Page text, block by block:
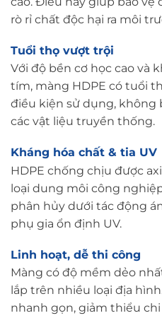
rò rỉ chất độc hại ra môi
Tuổi thọ vượt trội
Với độ bền cơ học cao và
tím, màng HDPE có tuổi
điều kiện sử dụng, không
các vật liệu truyền thống.
Kháng hóa chất & tia UV
HDPE chống chịu được
loại dung môi công
phân hủy dưới tác động
phụ gia ổn định UV.
Linh hoạt, dễ thi công
Màng có độ mềm dẻo
lắp trên nhiều loại địa
nhanh gọn, giảm thiểu